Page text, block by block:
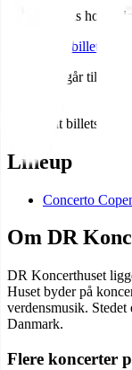
Se pris hos
Køb billet hos
Alle links går til den
Officielt billetsalg
Lineup
Concerto
Om DR
DR Koncerthuset
Huset byder på
verdensmusik.
Danmark.
Flere koncerter